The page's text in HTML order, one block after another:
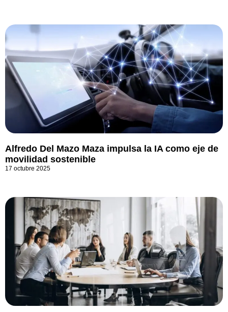
Alfredo Del Mazo Maza impulsa la IA como eje de
movilidad sostenible
17 octubre 2025